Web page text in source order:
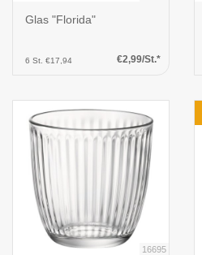
Glas "Florida"
6 St. €17,94 €2,99/St.*
16695